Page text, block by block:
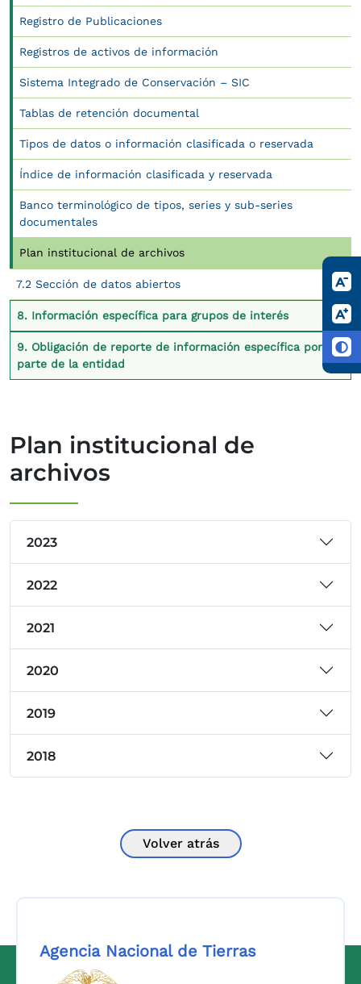
Registro de Publicaciones
Registros de activos de información
Sistema Integrado de Conservación – SIC
Tablas de retención documental
Tipos de datos o información clasificada o reservada
Índice de información clasificada y reservada
Banco terminológico de tipos, series y sub-series
documentales
Plan institucional de archivos
7.2 Sección de datos abiertos
8. Información específica para grupos de interés
9. Obligación de reporte de información específica por
parte de la entidad
Plan institucional de
archivos
2023
2022
2021
2020
2019
2018
Volver atrás
Agencia Nacional de Tierras